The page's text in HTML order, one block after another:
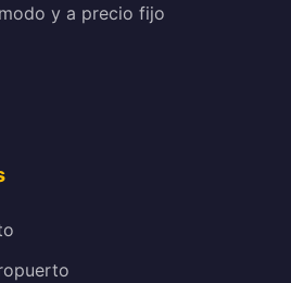
y a precio fijo